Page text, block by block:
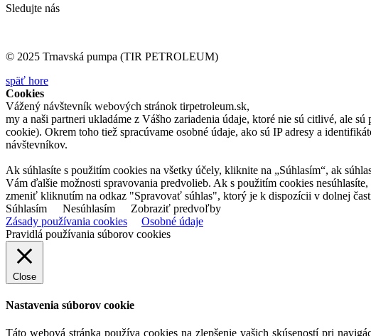
Sledujte nás
© 2025 Trnavská pumpa (TIR PETROLEUM)
späť hore
Cookies
Vážený návštevník webových stránok tirpetroleum.sk,
my a naši partneri ukladáme z Vášho zariadenia údaje, ktoré nie sú citlivé, ale
cookie). Okrem toho tiež spracúvame osobné údaje, ako sú IP adresy a
návštevníkov.
Ak súhlasíte s použitím cookies na všetky účely, kliknite na „Súhlasím“, ak
Vám ďalšie možnosti spravovania predvolieb. Ak s použitím cookies
zmeniť kliknutím na odkaz "Spravovať súhlas", ktorý je k dispozícii v dolnej
Súhlasím
Nesúhlasím
Zobraziť predvoľby
Zásady používania cookies
Osobné údaje
Pravidlá používania súborov cookies
Close
Nastavenia súborov cookie
Táto webová stránka používa cookies na zlepšenie vašich skúseností pri